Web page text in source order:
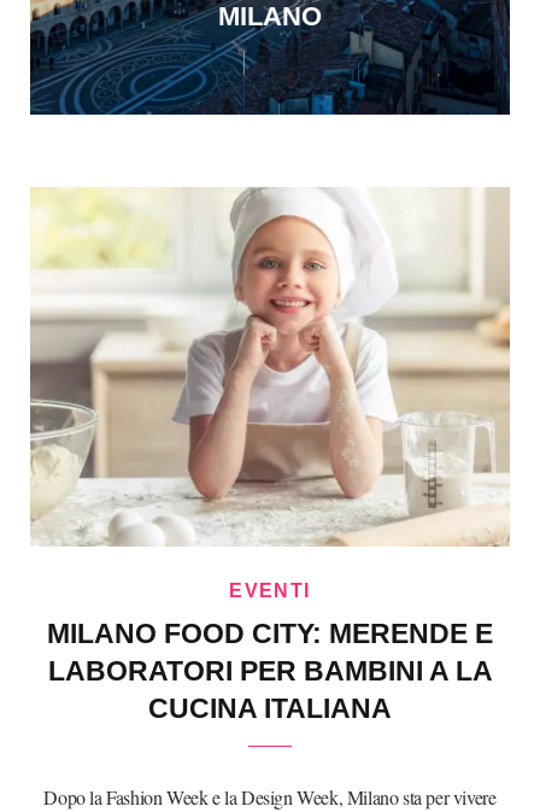
MILANO
EVENTI
MILANO FOOD CITY: MERENDE E
LABORATORI PER BAMBINI A LA
CUCINA ITALIANA
Dopo la Fashion Week e la Design Week, Milano sta per vivere